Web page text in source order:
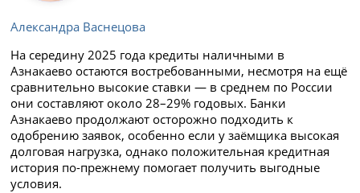
Александра Васнецова
На середину 2025 года кредиты наличными в
Азнакаево остаются востребованными, несмотря на ещё
сравнительно высокие ставки — в среднем по России
они составляют около 28–29% годовых. Банки
Азнакаево продолжают осторожно подходить к
одобрению заявок, особенно если у заёмщика высокая
долговая нагрузка, однако положительная кредитная
история по-прежнему помогает получить выгодные
условия.